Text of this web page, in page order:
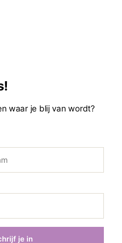
waar je blij van wordt?